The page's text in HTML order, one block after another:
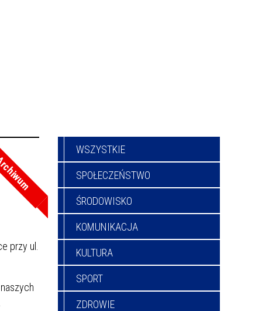
przy ul.
WSZYSTKIE
SPOŁECZEŃSTWO
ŚRODOWISKO
KOMUNIKACJA
KULTURA
SPORT
ZDROWIE